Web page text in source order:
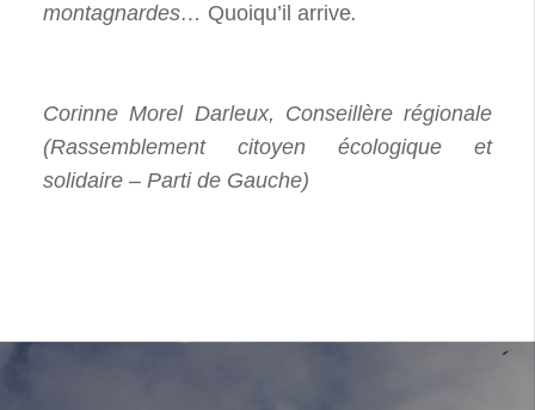
montagnardes… Quoiqu’il arrive.
Corinne Morel Darleux, Conseillère régionale
(Rassemblement citoyen écologique et
solidaire – Parti de Gauche)